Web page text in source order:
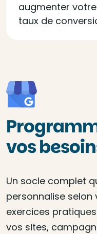
augmenter
taux de
vos
Un socle complet
personnalise selon
exercices
vos sites,